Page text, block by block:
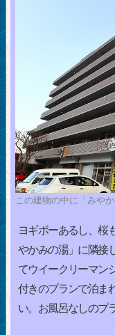
この建物の中に「みや
ヨギボーあるし、桜
やかみの湯」に隣接
てウイークリーマン
付きのプランで泊ま
い。お風呂なしのプ